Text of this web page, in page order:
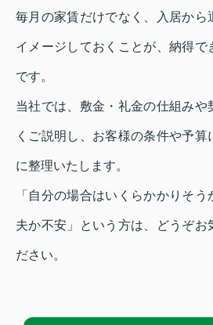
毎月の家賃だけでなく、入居から
イメージしておくことが、納得で
です。
当社では、敷金・礼金の仕組みや
くご説明し、お客様の条件や予
に整理いたします。
「自分の場合はいくらかかりそ
夫か不安」という方は、どうぞお
ださい。